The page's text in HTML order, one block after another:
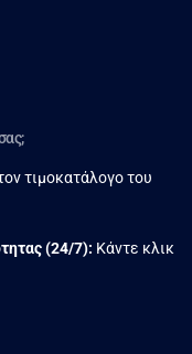
τιμοκατάλογο του
(24/7): Κάντε κλικ